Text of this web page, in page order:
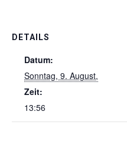
DETAILS
Datum:
Sonntag, 9. August,
Zeit:
13:56